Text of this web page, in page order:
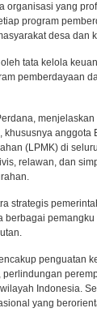
organisasi yang
program
desa dan
tata kelola
pemberdayaan
anggota
(LPMK) di
relawan, dan
strategis
berbagai
penguatan
Indonesia.
yang